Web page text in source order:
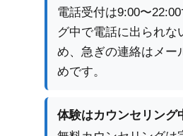
電話受付は9:00〜
グ中で電話に出られな
め、急ぎの連絡はメー
めです。
体験はカウンセリング